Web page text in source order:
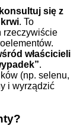
się z
. To
rzeczywiście
właścicieli
.
(np. selenu,
i wyrządzić